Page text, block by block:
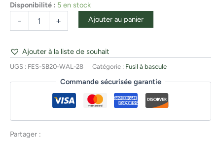
Disponibilité : 5 en stock
- + Ajouter au panier
Ajouter à la liste de souhait
UGS : FES-SB20-WAL-28 Catégorie : Fusil à bascule
Commande sécurisée garantie
Partager :